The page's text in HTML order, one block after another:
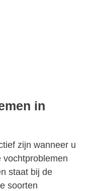
in
zijn wanneer u
vochtproblemen
staat bij de
soorten